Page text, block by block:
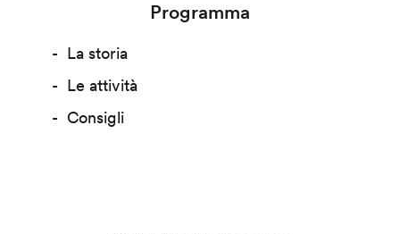
Programma
La storia
Le attività
Consigli